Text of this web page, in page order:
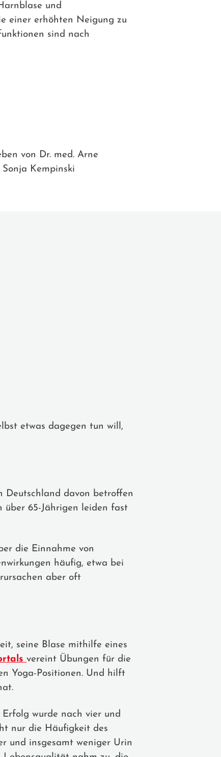
und
einer erhöhten Neigung zu
sind nach
von Dr. med. Arne
Kempinski
etwas dagegen tun will,
Deutschland davon betroffen
über 65-Jährigen leiden fast
die Einnahme von
häufig, etwa bei
aber oft
seine Blase mithilfe eines
vereint Übungen für die
Yoga-Positionen. Und hilft
wurde nach vier und
nur die Häufigkeit des
und insgesamt weniger Urin